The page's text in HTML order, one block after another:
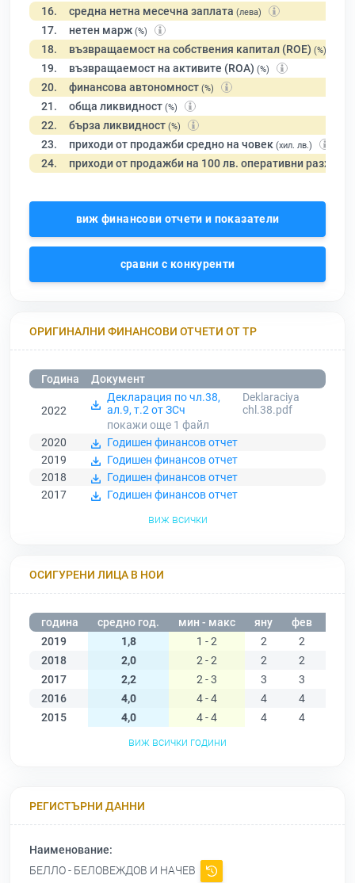
16. средна нетна месечна заплата (лева)
17. нетен марж (%)
18. възвращаемост на собствения капитал (ROE) (%)
19. възвращаемост на активите (ROA) (%)
20. финансова автономност (%)
21. обща ликвидност (%)
22. бърза ликвидност (%)
23. приходи от продажби средно на човек (хил. лв.)
24. приходи от продажби на 100 лв. оперативни разходи
виж финансови отчети и показатели
сравни с конкуренти
ОРИГИНАЛНИ ФИНАНСОВИ ОТЧЕТИ ОТ ТР
Година Документ
2022
Декларация по чл.38,
ал.9, т.2 от ЗСч
Deklaraciya
chl.38.pdf
покажи още 1 файл
2020
Годишен финансов отчет
2019
Годишен финансов отчет
2018
Годишен финансов отчет
2017
Годишен финансов отчет
виж всички
ОСИГУРЕНИ ЛИЦА В НОИ
година средно год. мин - макс яну фев
2019
1,8 1 - 2 2 2
2018
2,0 2 - 2 2 2
2017
2,2 2 - 3 3 3
2016
4,0 4 - 4 4 4
2015
4,0 4 - 4 4 4
виж всички години
РЕГИСТЪРНИ ДАННИ
Наименование:
БЕЛЛО - БЕЛОВЕЖДОВ И НАЧЕВ